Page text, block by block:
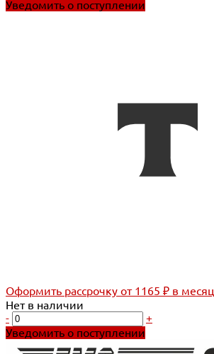
Уведомить о поступлении
Оформить рассрочку от 1165 ₽ в месяц
Нет в наличии
-
+
Уведомить о поступлении